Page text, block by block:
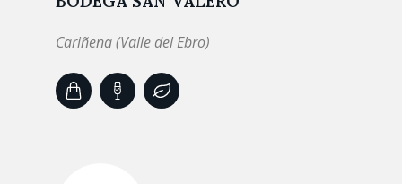
Cariñena (Valle del Ebro)